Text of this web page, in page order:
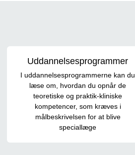
Uddannelsesprogrammer
I uddannelsesprogrammerne kan du
læse om, hvordan du opnår de
teoretiske og praktik-kliniske
kompetencer, som kræves i
målbeskrivelsen for at blive
speciallæge